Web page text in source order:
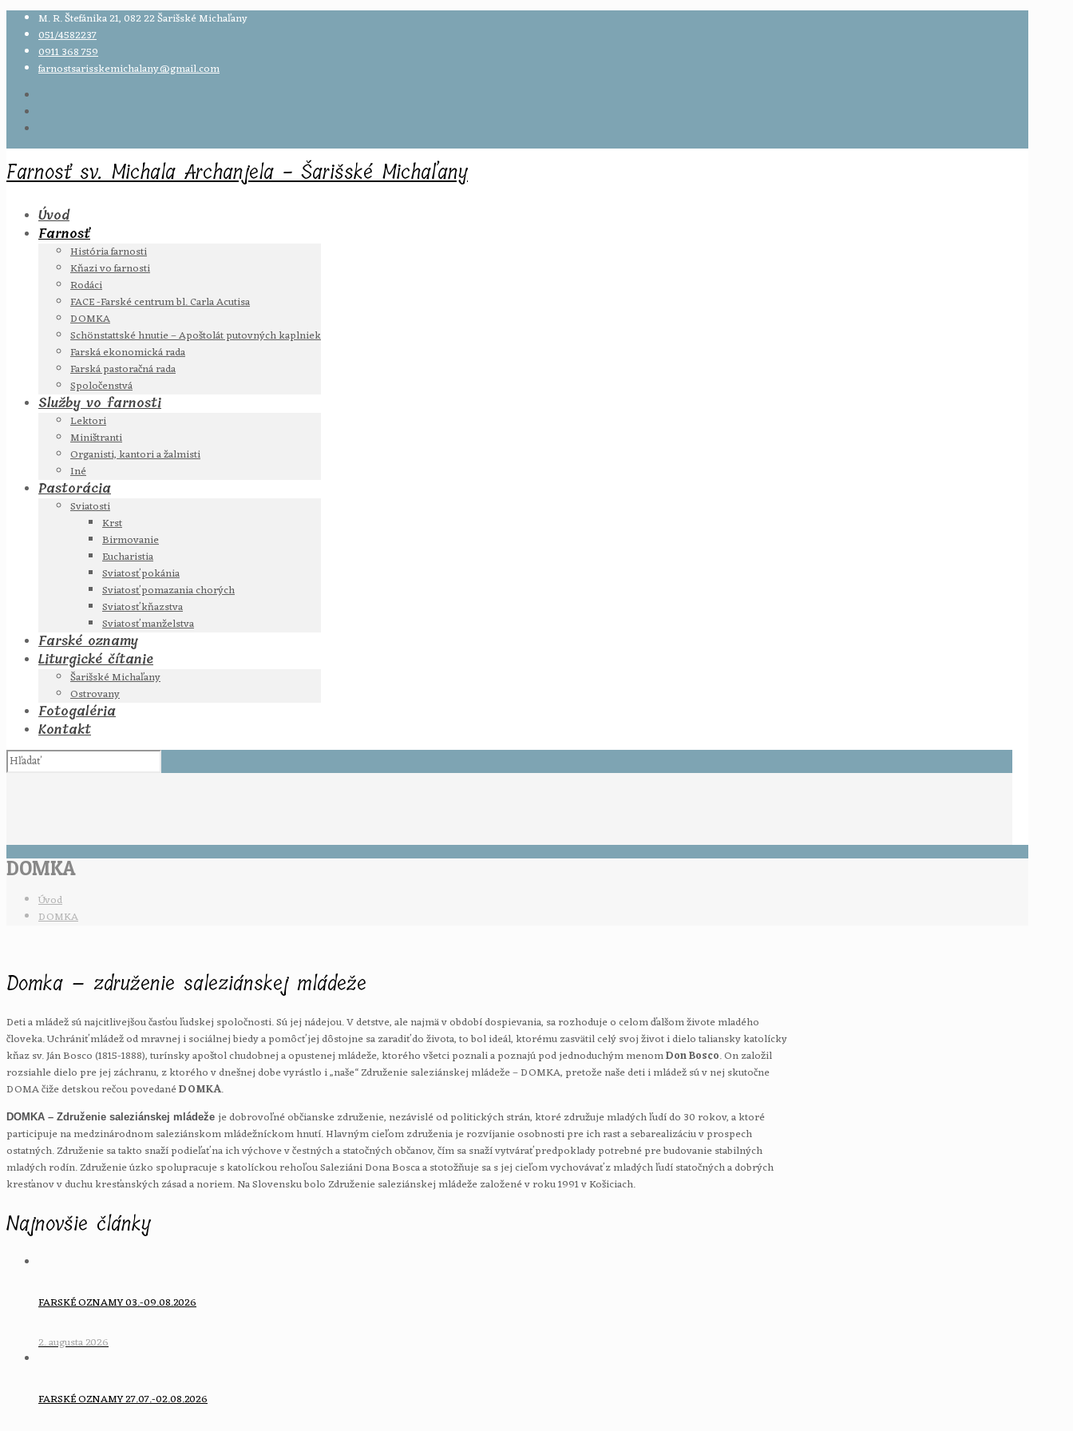
M. R. Štefánika 21, 082 22 Šarišské Michaľany
051/4582237
0911 368 759
farnostsarisskemichalany@gmail.com
Farnosť sv. Michala Archanjela - Šarišské Michaľany
Úvod
Farnosť
História farnosti
Kňazi vo farnosti
Rodáci
FACE -Farské centrum bl. Carla Acutisa
DOMKA
Schönstattské hnutie – Apoštolát putovných kaplniek
Farská ekonomická rada
Farská pastoračná rada
Spoločenstvá
Služby vo farnosti
Lektori
Miništranti
Organisti, kantori a žalmisti
Iné
Pastorácia
Sviatosti
Krst
Birmovanie
Eucharistia
Sviatosť pokánia
Sviatosť pomazania chorých
Sviatosť kňazstva
Sviatosť manželstva
Farské oznamy
Liturgické čítanie
Šarišské Michaľany
Ostrovany
Fotogaléria
Kontakt
DOMKA
Úvod
DOMKA
Domka – združenie saleziánskej mládeže
Deti a mládež sú najcitlivejšou časťou ľudskej spoločnosti. Sú jej nádejou. V detstve, ale najmä v období dospievania, sa rozhoduje o celom ďalšom živote mladého
človeka. Uchrániť mládež od mravnej i sociálnej biedy a pomôcť jej dôstojne sa zaradiť do života, to bol ideál, ktorému zasvätil celý svoj život i dielo taliansky katolícky
kňaz sv. Ján Bosco (1815-1888), turínsky apoštol chudobnej a opustenej mládeže, ktorého všetci poznali a poznajú pod jednoduchým menomDon Bosco. On založil
rozsiahle dielo pre jej záchranu, z ktorého v dnešnej dobe vyrástlo i „naše“ Združenie saleziánskej mládeže – DOMKA, pretože naše deti i mládež sú v nej skutočne
DOMA čiže detskou rečou povedanéDOMKA.
DOMKA – Združenie saleziánskej mládeže je dobrovoľné občianske združenie, nezávislé od politických strán, ktoré združuje mladých ľudí do 30 rokov, a ktoré
participuje na medzinárodnom saleziánskom mládežníckom hnutí. Hlavným cieľom združenia je rozvíjanie osobnosti pre ich rast a sebarealizáciu v prospech
ostatných. Združenie sa takto snaží podieľať na ich výchove v čestných a statočných občanov, čím sa snaží vytvárať predpoklady potrebné pre budovanie stabilných
mladých rodín. Združenie úzko spolupracuje s katolíckou rehoľou Saleziáni Dona Bosca a stotožňuje sa s jej cieľom vychovávať z mladých ľudí statočných a dobrých
kresťanov v duchu kresťanských zásad a noriem. Na Slovensku bolo Združenie saleziánskej mládeže založené v roku 1991 v Košiciach.
Najnovšie články
FARSKÉ OZNAMY 03.-09.08.2026
2. augusta 2026
FARSKÉ OZNAMY 27.07.-02.08.2026